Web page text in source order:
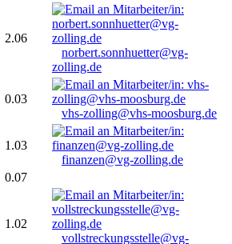
2.06
norbert.sonnhuetter@vg-
zolling.de
0.03
vhs-zolling@vhs-moosburg.de
1.03
finanzen@vg-zolling.de
0.07
1.02
vollstreckungsstelle@vg-